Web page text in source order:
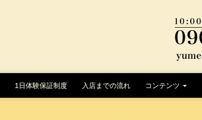
1日体験保証制度 入店までの流れ コンテンツ